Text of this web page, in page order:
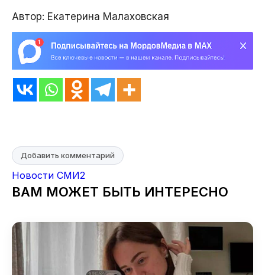
Автор: Екатерина Малаховская
Добавить комментарий
Новости СМИ2
ВАМ МОЖЕТ БЫТЬ ИНТЕРЕСНО